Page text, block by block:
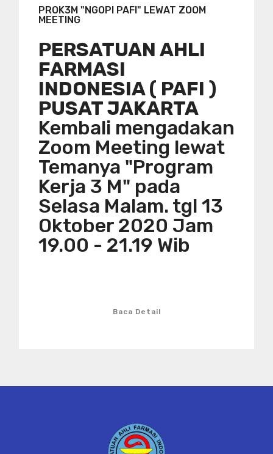
PROK3M "NGOPI PAFI" LEWAT ZOOM
MEETING
PERSATUAN AHLI
FARMASI
INDONESIA ( PAFI )
PUSAT JAKARTA
Kembali mengadakan
Zoom Meeting lewat
Temanya "Program
Kerja 3 M" pada
Selasa Malam. tgl 13
Oktober 2020 Jam
19.00 - 21.19 Wib
Baca Detail